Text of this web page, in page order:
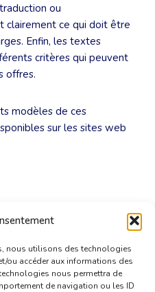
nous utilisons des technologies
ou accéder aux informations des
nous permettra de
de navigation ou les ID
ou
clairement ce qui doit être
Enfin, les textes
critères qui peuvent
offres.
modèles de ces
sur les sites web